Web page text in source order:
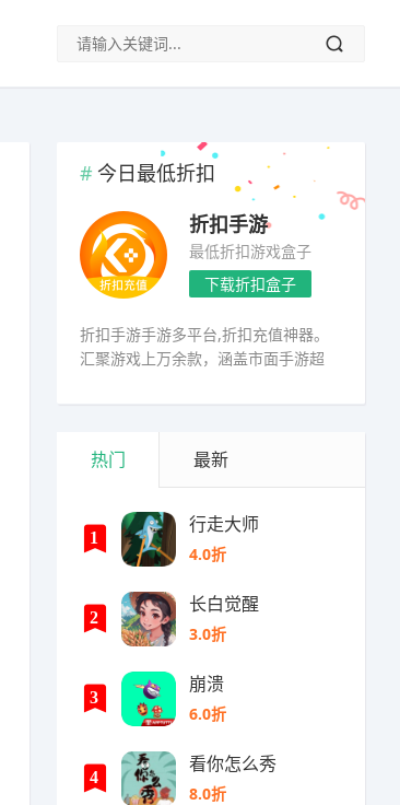
今日最低折扣
折扣手游
最低折扣游戏盒子
下载折扣盒子
折扣手游手游多平台,折扣充值神器。
汇聚游戏上万余款，涵盖市面手游超
热门 最新
1
行走大师
4.0折
2
长白觉醒
3.0折
3
崩溃
6.0折
4
看你怎么秀
8.0折